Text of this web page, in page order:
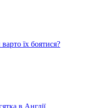
їх боятися?
в Англії